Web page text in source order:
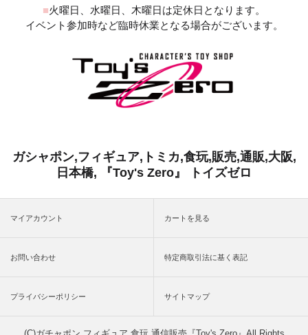
■火曜日、水曜日、木曜日は定休日となります。
イベント参加時など臨時休業となる場合がございます。
ガシャポン,フィギュア,トミカ,食玩,販売,通販,大阪,
日本橋, 『Toy's Zero』 トイズゼロ
マイアカウント カートを見る
お問い合わせ 特定商取引法に基く表記
プライバシーポリシー サイトマップ